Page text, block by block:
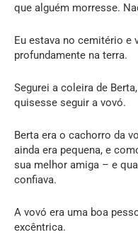
que alguém morresse.
Eu estava no cemitério e
profundamente na terra.
Segurei a coleira de
quisesse seguir a vovó.
Berta era o cachorro da
ainda era pequena, e
sua melhor amiga – e
confiava.
A vovó era uma boa
excêntrica.